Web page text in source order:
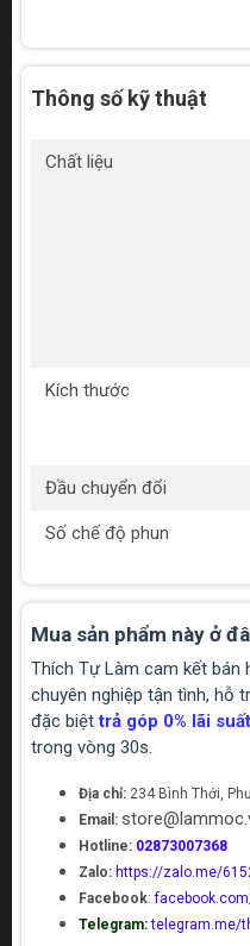
Thông số kỹ thuật
Chất liệu
Kích thước
Đầu chuyển đổi
Số chế độ phun
Mua sản phẩm này ở
Thích Tự Làm cam kết bán
chuyên nghiệp tận tình, hỗ
đặc biệttrả góp 0% lãi
trong vòng 30s.
Địa chỉ: 234 Bình Thới,
Email:
Hotline: 02873007368
Zalo: https://zalo.me/
Facebook:
Telegram: telegram.me/